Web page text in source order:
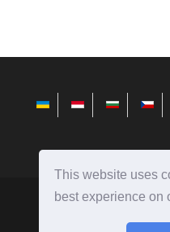
This website uses
best experience on